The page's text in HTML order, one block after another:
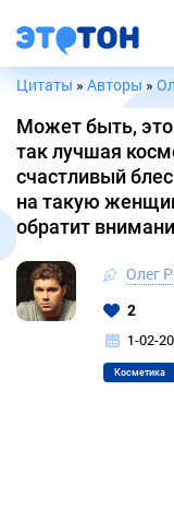
Цитаты » Авторы »
Может быть, это
так лучшая
счастливый
на такую
обратит
Олег
2
1-02-
Косметика